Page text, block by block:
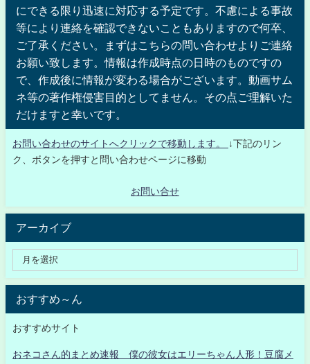
にできる限り迅速に対応する予定です。不慮による事故
等により連絡を確認できないこともありますので何卒、
ご了承ください。まずはこちらの問い合わせよりご連絡
お願い致します。情報は作成時点の日時のものですの
で、作成後に情報が変わる場合がございます。動画サム
ネ等の著作権侵害目的としてません。その点ご理解いた
だけますと幸いです。
お問い合わせのサイトへクリックで移動します。
↓下記のリン
ク、ボタンを押すと問い合わせページに移動
お問い合せ
アーカイブ
おすすめ～ん
おすすめサイト
おネコさん的まとめ速報 僕の彼女はエリーちゃん人形！豆腐メ